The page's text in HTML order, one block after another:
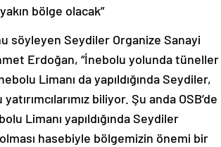
bölge olacak”
söyleyen Seydiler Organize Sanayi
Erdoğan, “İnebolu yolunda tüneller
Limanı da yapıldığında Seydiler,
biliyor. Şu anda OSB’de
Limanı yapıldığında Seydiler
hasebiyle bölgemizin önemi bir